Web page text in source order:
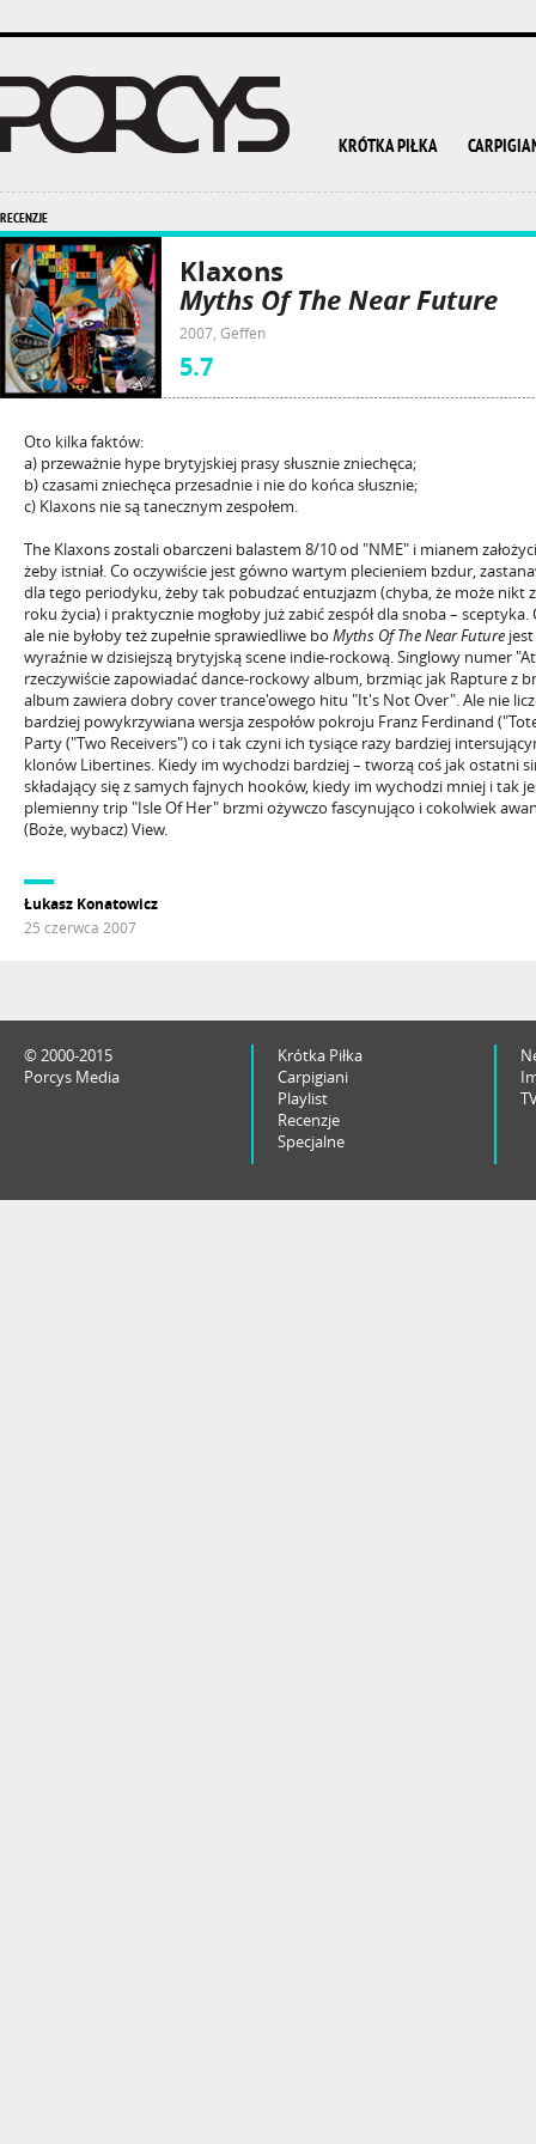
KRÓTKA PIŁKA
RECENZJE
Klaxons
Myths Of The Near Future
2007, Geffen
5.7
Oto kilka faktów:
a) przeważnie hype brytyjskiej prasy słusznie zniechęca;
b) czasami zniechęca przesadnie i nie do końca słusznie;
c) Klaxons nie są tanecznym zespołem.
The Klaxons zostali obarczeni balastem 8/10 od "NME" i mianem
żeby istniał. Co oczywiście jest gówno wartym plecieniem bzdur,
dla tego periodyku, żeby tak pobudzać entuzjazm (chyba, że może nikt
roku życia) i praktycznie mogłoby już zabić zespół dla snoba –
ale nie byłoby też zupełnie sprawiedliwe bo Myths Of The Near Future
wyraźnie w dzisiejszą brytyjską scene indie-rockową. Singlowy numer
rzeczywiście zapowiadać dance-rockowy album, brzmiąc jak Rapture z
album zawiera dobry cover trance'owego hitu "It's Not Over". Ale nie
bardziej powykrzywiana wersja zespołów pokroju Franz Ferdinand
Party ("Two Receivers") co i tak czyni ich tysiące razy bardziej
klonów Libertines. Kiedy im wychodzi bardziej – tworzą coś jak ostatni
składający się z samych fajnych hooków, kiedy im wychodzi mniej i tak
plemienny trip "Isle Of Her" brzmi ożywczo fascynująco i cokolwiek
(Boże, wybacz) View.
Łukasz Konatowicz
25 czerwca 2007
© 2000-2015
Porcys Media
Krótka Piłka
Carpigiani
Playlist
Recenzje
Specjalne